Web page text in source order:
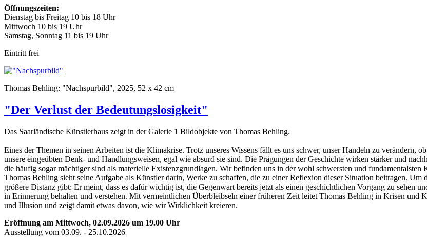
Öffnungszeiten:
Dienstag bis Freitag 10 bis 18 Uhr
Mittwoch 10 bis 19 Uhr
Samstag, Sonntag 11 bis 19 Uhr
Eintritt frei
Thomas Behling: "Nachspurbild", 2025, 52 x 42 cm
"Der Verlust der Bedeutungslosigkeit"
Das Saarländische Künstlerhaus zeigt in der Galerie 1 Bildobjekte von Thomas Behling.
Eines der Themen in seinen Arbeiten ist die Klimakrise. Trotz unseres Wissens fällt es uns schwer, unser Handeln zu verändern,
unsere eingeübten Denk- und Handlungsweisen, egal wie absurd sie sind. Die Prägungen der Geschichte wirken stärker und
die häufig sogar mächtiger sind als materielle Existenzgrundlagen. Wir befinden uns in der wohl schwersten und fundamentalsten
Thomas Behling sieht seine Aufgabe als Künstler darin, Werke zu schaffen, die zu einer Reflexion dieser Situation beitragen.
größere Distanz gibt: Er meint, dass es dafür wichtig ist, die Gegenwart bereits jetzt als einen geschichtlichen Vorgang zu sehen
in Erinnerung behalten und verstehen. Mit vermeintlichen Überbleibseln einer früheren Zeit leitet Thomas Behling in Krisen und
und Illusion und zeigt damit etwas davon, wie wir Wirklichkeit kreieren.
Eröffnung am Mittwoch, 02.09.2026 um 19.00 Uhr
Ausstellung vom 03.09. - 25.10.2026